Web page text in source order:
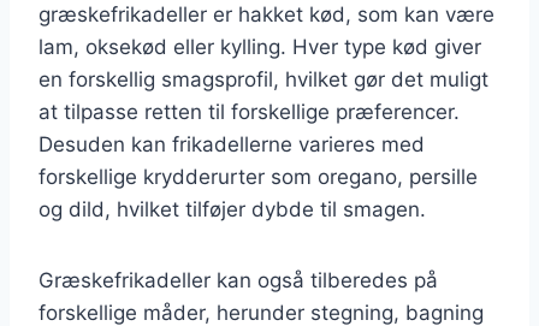
græskefrikadeller er hakket kød, som kan være
lam, oksekød eller kylling. Hver type kød giver
en forskellig smagsprofil, hvilket gør det muligt
at tilpasse retten til forskellige præferencer.
Desuden kan frikadellerne varieres med
forskellige krydderurter som oregano, persille
og dild, hvilket tilføjer dybde til smagen.
Græskefrikadeller kan også tilberedes på
forskellige måder, herunder stegning, bagning